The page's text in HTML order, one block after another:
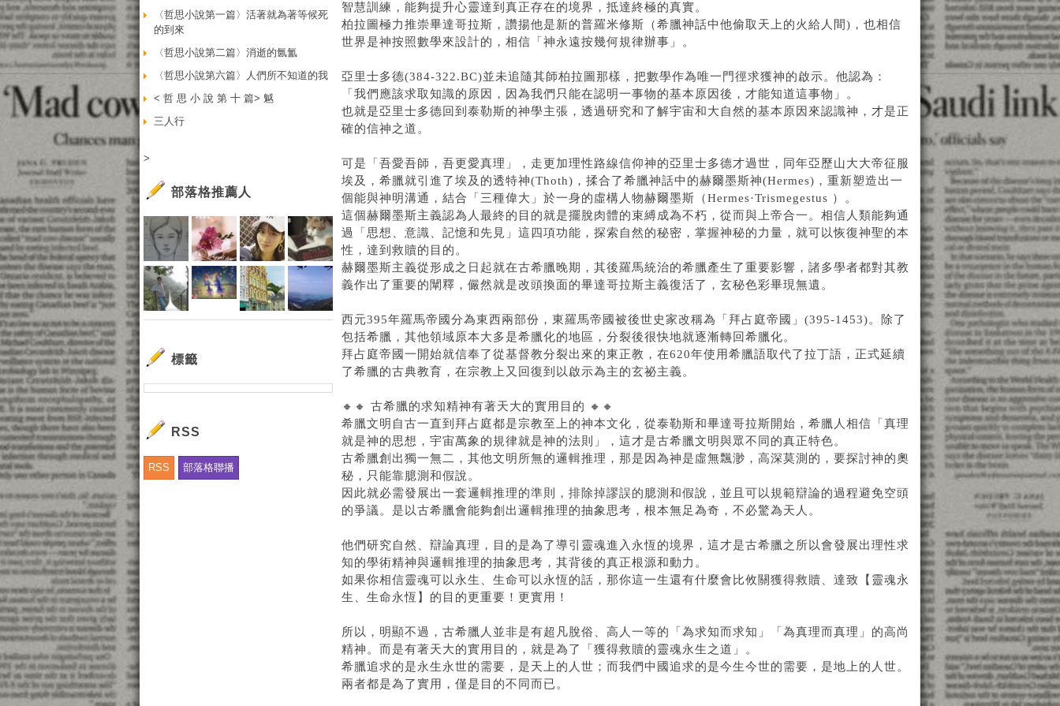
智慧訓練，能夠提升心靈達到真正存在的境界，抵達終極的真實。
柏拉圖極力推崇畢達哥拉斯，讚揚他是新的普羅米修斯（希臘神話中他偷取天上的火給人間)，也相信
世界是神按照數學來設計的，相信「神永遠按幾何規律辦事」。
亞里士多德(384-322.BC)並未追隨其師柏拉圖那樣，把數學作為唯一門徑求獲神的啟示。他認為：
「我們應該求取知識的原因，因為我們只能在認明一事物的基本原因後，才能知道這事物」。
也就是亞里士多德回到泰勒斯的神學主張，透過研究和了解宇宙和大自然的基本原因來認識神，才是正
確的信神之道。
可是「吾愛吾師，吾更愛真理」，走更加理性路線信仰神的亞里士多德才過世，同年亞歷山大大帝征服
埃及，希臘就引進了埃及的透特神(Thoth)，揉合了希臘神話中的赫爾墨斯神(Hermes)，重新塑造出一
個能與神明溝通，結合「三種偉大」於一身的虛構人物赫爾墨斯（Hermes·Trismegestus ）。
這個赫爾墨斯主義認為人最終的目的就是擺脫肉體的束縛成為不朽，從而與上帝合一。相信人類能夠通
過「思想、意識、記憶和先見」這四項功能，探索自然的秘密，掌握神秘的力量，就可以恢復神聖的本
性，達到救贖的目的。
赫爾墨斯主義從形成之日起就在古希臘晚期，其後羅馬統治的希臘產生了重要影響，諸多學者都對其教
義作出了重要的闡釋，儼然就是改頭換面的畢達哥拉斯主義復活了，玄秘色彩畢現無遺。
西元395年羅馬帝國分為東西兩部份，東羅馬帝國被後世史家改稱為「拜占庭帝國」(395-1453)。除了
包括希臘，其他領域原本大多是希臘化的地區，分裂後很快地就逐漸轉回希臘化。
拜占庭帝國一開始就信奉了從基督教分裂出來的東正教，在620年使用希臘語取代了拉丁語，正式延續
了希臘的古典教育，在宗教上又回復到以啟示為主的玄祕主義。
🔸🔸 古希臘的求知精神有著天大的實用目的 🔸🔸
希臘文明自古一直到拜占庭都是宗教至上的神本文化，從泰勒斯和畢達哥拉斯開始，希臘人相信「真理
就是神的思想，宇宙萬象的規律就是神的法則」，這才是古希臘文明與眾不同的真正特色。
古希臘創出獨一無二，其他文明所無的邏輯推理，那是因為神是虛無飄渺，高深莫測的，要探討神的奧
秘，只能靠臆測和假說。
因此就必需發展出一套邏輯推理的準則，排除掉謬誤的臆測和假說，並且可以規範辯論的過程避免空頭
的爭議。是以古希臘會能夠創出邏輯推理的抽象思考，根本無足為奇，不必驚為天人。
他們研究自然、辯論真理，目的是為了導引靈魂進入永恆的境界，這才是古希臘之所以會發展出理性求
知的學術精神與邏輯推理的抽象思考，其背後的真正根源和動力。
如果你相信靈魂可以永生、生命可以永恆的話，那你這一生還有什麼會比攸關獲得救贖、達致【靈魂永
生、生命永恆】的目的更重要！更實用！
所以，明顯不過，古希臘人並非是有超凡脫俗、高人一等的「為求知而求知」「為真理而真理」的高尚
精神。而是有著天大的實用目的，就是為了「獲得救贖的靈魂永生之道」。
希臘追求的是永生永世的需要，是天上的人世；而我們中國追求的是今生今世的需要，是地上的人世。
兩者都是為了實用，僅是目的不同而已。
〈哲思小說第一篇〉活著就為著等候死
的到來
〈哲思小說第二篇〉消逝的氤氳
〈哲思小說第六篇〉人們所不知道的我
< 哲 思 小 說 第 十 篇> 魆
三人行
>
部落格推薦人
標籤
RSS
RSS 部落格聯播